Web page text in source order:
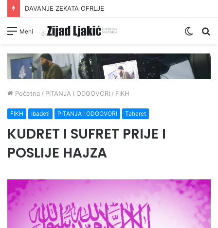
DAVANJE ZEKATA OFRLJE
Meni
Switch
Početna / PITANJA I ODGOVORI / FIKH
FIKH Ibadeti PITANJA I ODGOVORI Taharet
KUDRET I SUFRET PRIJE I
POSLIJE HAJZA